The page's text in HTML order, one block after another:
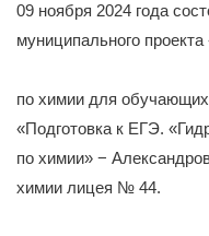
09 ноября 2024 года
муниципального
по химии для
«Подготовка к ЕГЭ.
по химии» −
химии лицея № 44.